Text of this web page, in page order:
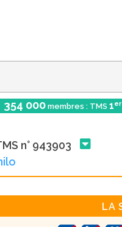
354 000 membres : TMS 1er
n° 943903
LA